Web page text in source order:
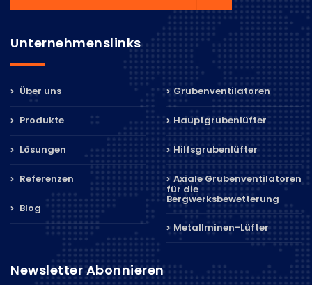
Unternehmenslinks
Über uns
Produkte
Lösungen
Referenzen
Blog
Grubenventilatoren
Hauptgrubenlüfter
Hilfsgrubenlüfter
Axiale Grubenventilatoren
für die
Bergwerksbewetterung
Metallminen-Lüfter
Newsletter Abonnieren